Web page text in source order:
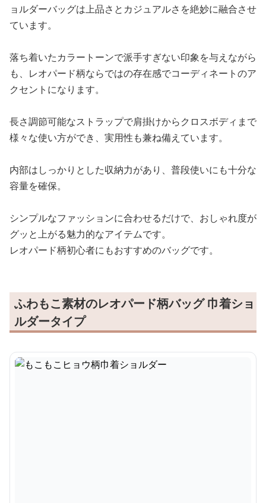
ョルダーバッグは上品さとカジュアルさを絶妙に融合させ
ています。
落ち着いたカラートーンで派手すぎない印象を与えながら
も、レオパード柄ならではの存在感でコーディネートのア
クセントになります。
長さ調節可能なストラップで肩掛けからクロスボディまで
様々な使い方ができ、実用性も兼ね備えています。
内部はしっかりとした収納力があり、普段使いにも十分な
容量を確保。
シンプルなファッションに合わせるだけで、おしゃれ度が
グッと上がる魅力的なアイテムです。
レオパード柄初心者にもおすすめのバッグです。
ふわもこ素材のレオパード柄バッグ 巾着ショ
ルダータイプ